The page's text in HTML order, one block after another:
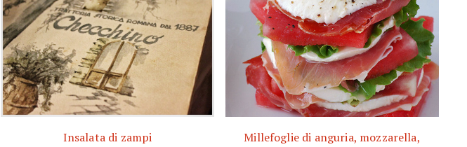
Insalata di zampi
Millefoglie di anguria, mozzarella,